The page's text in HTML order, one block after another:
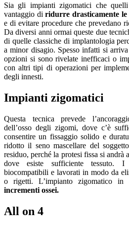
Sia gli impianti zigomatici che
vantaggio diridurre drasticamente le
e di evitare procedure che prevedano
Da diversi anni ormai queste due
di quelle classiche di implantologia
a minor disagio. Spesso infatti si
opzioni si sono rivelate inefficaci o
con altri tipi di operazioni per
degli innesti.
Impianti zigomatici
Questa tecnica prevede
dell’osso degli zigomi, dove c’è
consentire un fissaggio solido e
ridotto il seno mascellare del
residuo, perché la protesi fissa si andrà
dove esiste sufficiente tessuto. I
biocompatibili e lavorati in modo da
o rigetti. L’impianto zigomatico in
incrementi ossei.
All on 4